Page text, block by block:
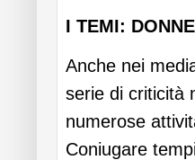
I TEMI:
Anche nei
serie di criticità
numerose
Coniugare